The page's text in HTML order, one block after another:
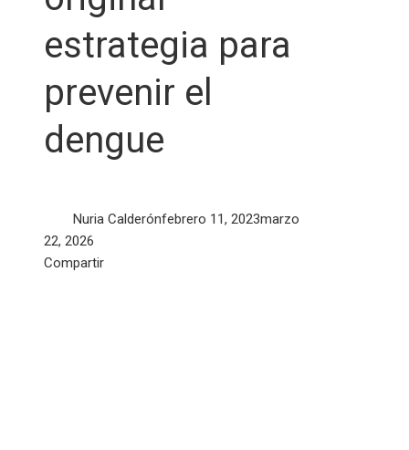
estrategia para
prevenir el
dengue
Nuria Calderónfebrero 11, 2023marzo
22, 2026
Facebook
Twitter
LinkedIn
Pinterest
Stumbleupon
Email
Compartir